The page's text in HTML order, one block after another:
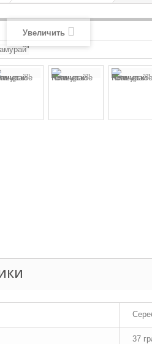
Увеличить
37